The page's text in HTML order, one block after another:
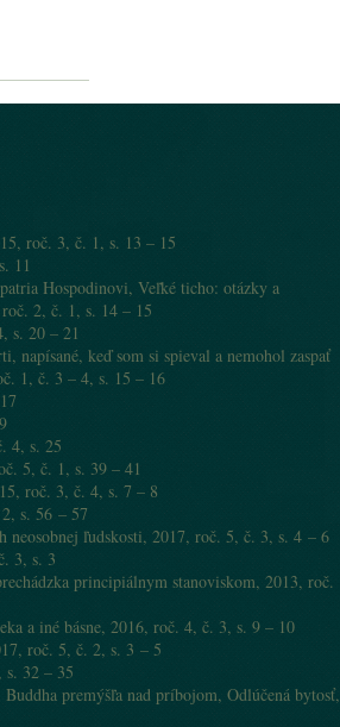
roč. 3, č. 1, s. 13 – 15
11
Hospodinovi, Veľké ticho: otázky a
2, č. 1, s. 14 – 15
s. 20 – 21
napísané, keď som si spieval a nemohol zaspať
1, č. 3 – 4, s. 15 – 16
4, s. 25
5, č. 1, s. 39 – 41
roč. 3, č. 4, s. 7 – 8
s. 56 – 57
neosobnej ľudskosti, 2017, roč. 5, č. 3, s. 4 – 6
3, s. 3
principiálnym stanoviskom, 2013, roč.
a iné básne, 2016, roč. 4, č. 3, s. 9 – 10
roč. 5, č. 2, s. 3 – 5
32 – 35
premýšľa nad príbojom, Odlúčená bytosť,